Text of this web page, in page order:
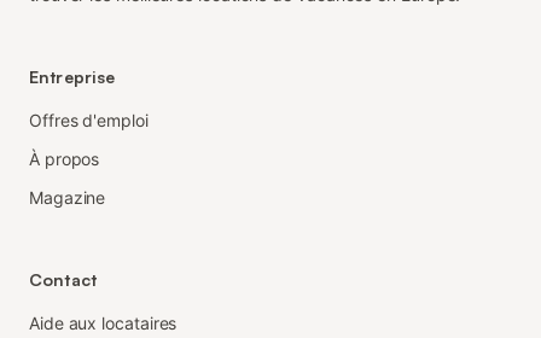
Entreprise
Offres d'emploi
À propos
Magazine
Contact
Aide aux locataires